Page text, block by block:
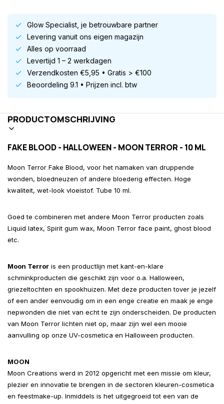
Glow Specialist, je betrouwbare partner
Levering vanuit ons eigen magazijn
Alles op voorraad
Levertijd 1 – 2 werkdagen
Verzendkosten €5,95 • Gratis > €100
Beoordeling 9.1 • Prijzen incl. btw
PRODUCTOMSCHRIJVING
FAKE BLOOD - HALLOWEEN - MOON TERROR - 10 ML
Moon Terror Fake Blood, voor het namaken van druppende
wonden, bloedneuzen of andere bloederig effecten. Hoge
kwaliteit, wet-look vloeistof. Tube 10 ml.
Goed te combineren met andere Moon Terror producten zoals
Liquid latex, Spirit gum wax, Moon Terror face paint, ghost blood
etc.
Moon Terror is een productlijn met kant-en-klare
schminkproducten die geschikt zijn voor o.a. Halloween,
griezeltochten en spookhuizen. Met deze producten tover je jezelf
of een ander eenvoudig om in een enge creatie en maak je enge
nepwonden die niet van echt te zijn onderscheiden. De producten
van Moon Terror lichten niet op, maar zijn wel een mooie
aanvulling op onze UV-cosmetica en Halloween producten.
MOON
Moon Creations werd in 2012 opgericht met een missie om kleur,
plezier en innovatie te brengen in de sectoren kleuren-cosmetica
en feestmake-up. Inmiddels is het uitgegroeid tot een van de